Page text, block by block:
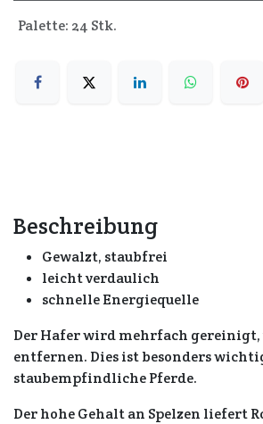
Palette: 24 Stk.
Beschreibung
Gewalzt, staubfrei
leicht verdaulich
schnelle Energiequelle
Der Hafer wird mehrfach gereinigt,
entfernen. Dies ist besonders
staubempfindliche Pferde.
Der hohe Gehalt an Spelzen liefert